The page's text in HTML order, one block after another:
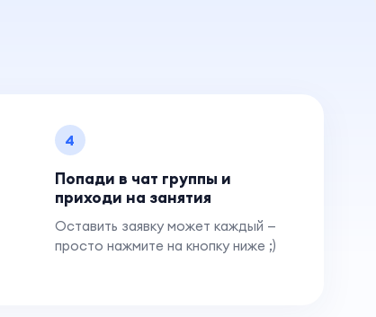
4
Попади в чат группы и
приходи на занятия
Оставить заявку может каждый —
просто нажмите на кнопку ниже ;)